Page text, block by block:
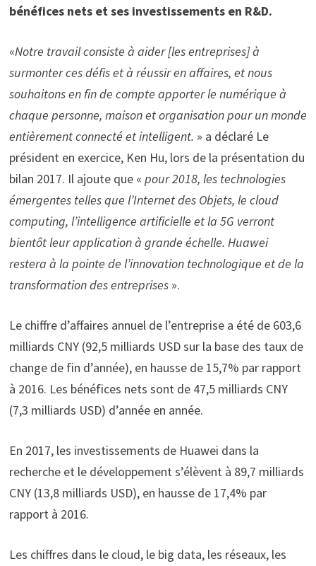
bénéfices nets et ses investissements en R&D.
«Notre travail consiste à aider [les entreprises] à
surmonter ces défis et à réussir en affaires, et nous
souhaitons en fin de compte apporter le numérique à
chaque personne, maison et organisation pour un monde
entièrement connecté et intelligent. » a déclaré Le
président en exercice, Ken Hu, lors de la présentation du
bilan 2017. Il ajoute que « pour 2018, les technologies
émergentes telles que l’Internet des Objets, le cloud
computing, l’intelligence artificielle et la 5G verront
bientôt leur application à grande échelle. Huawei
restera à la pointe de l’innovation technologique et de la
transformation des entreprises ».
Le chiffre d’affaires annuel de l’entreprise a été de 603,6
milliards CNY (92,5 milliards USD sur la base des taux de
change de fin d’année), en hausse de 15,7% par rapport
à 2016. Les bénéfices nets sont de 47,5 milliards CNY
(7,3 milliards USD) d’année en année.
En 2017, les investissements de Huawei dans la
recherche et le développement s’élèvent à 89,7 milliards
CNY (13,8 milliards USD), en hausse de 17,4% par
rapport à 2016.
Les chiffres dans le cloud, le big data, les réseaux, les